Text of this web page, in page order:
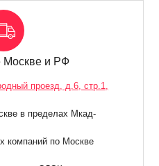
Москве и РФ
проезд, д.6, стр.1,
в пределах Мкад-
компаний по Москве